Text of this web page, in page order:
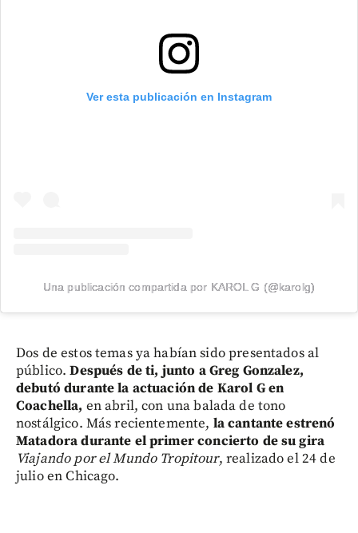
Ver esta publicación en Instagram
Una publicación compartida por KAROL G (@karolg)
Dos de estos temas ya habían sido presentados al
público. Después de ti, junto a Greg Gonzalez,
debutó durante la actuación de Karol G en
Coachella, en abril, con una balada de tono
nostálgico. Más recientemente, la cantante estrenó
Matadoradurante el primer concierto de su gira
Viajando por el Mundo Tropitour, realizado el 24 de
julio en Chicago.